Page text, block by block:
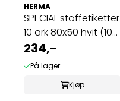
HERMA
SPECIAL stoffetiketter
10 ark 80x50 hvit (100
...
234,-
På lager
Kjøp